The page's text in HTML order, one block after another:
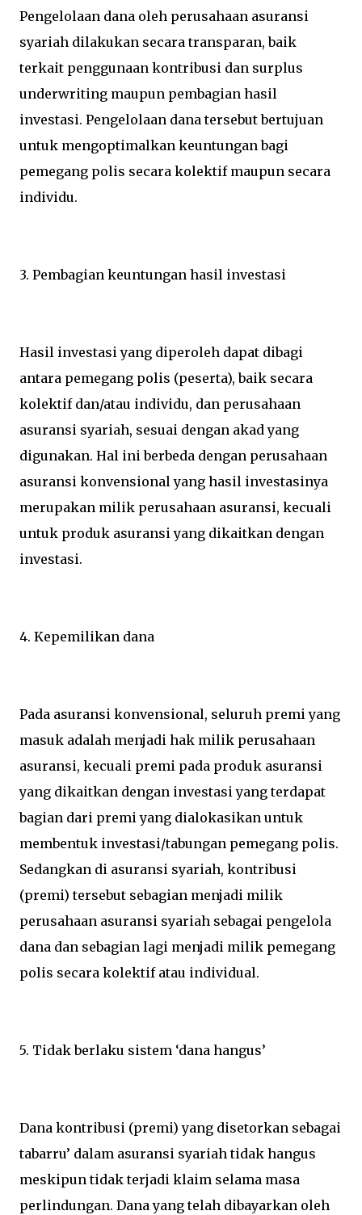
Pengelolaan dana oleh perusahaan asuransi
syariah dilakukan secara transparan, baik
terkait penggunaan kontribusi dan surplus
underwriting maupun pembagian hasil
investasi. Pengelolaan dana tersebut bertujuan
untuk mengoptimalkan keuntungan bagi
pemegang polis secara kolektif maupun secara
individu.
3. Pembagian keuntungan hasil investasi
Hasil investasi yang diperoleh dapat dibagi
antara pemegang polis (peserta), baik secara
kolektif dan/atau individu, dan perusahaan
asuransi syariah, sesuai dengan akad yang
digunakan. Hal ini berbeda dengan perusahaan
asuransi konvensional yang hasil investasinya
merupakan milik perusahaan asuransi, kecuali
untuk produk asuransi yang dikaitkan dengan
investasi.
4. Kepemilikan dana
Pada asuransi konvensional, seluruh premi yang
masuk adalah menjadi hak milik perusahaan
asuransi, kecuali premi pada produk asuransi
yang dikaitkan dengan investasi yang terdapat
bagian dari premi yang dialokasikan untuk
membentuk investasi/tabungan pemegang polis.
Sedangkan di asuransi syariah, kontribusi
(premi) tersebut sebagian menjadi milik
perusahaan asuransi syariah sebagai pengelola
dana dan sebagian lagi menjadi milik pemegang
polis secara kolektif atau individual.
5. Tidak berlaku sistem ‘dana hangus’
Dana kontribusi (premi) yang disetorkan sebagai
tabarru’ dalam asuransi syariah tidak hangus
meskipun tidak terjadi klaim selama masa
perlindungan. Dana yang telah dibayarkan oleh